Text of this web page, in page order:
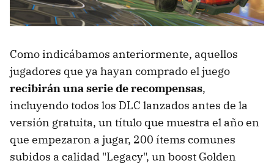
Como indicábamos anteriormente, aquellos
jugadores que ya hayan comprado el juego
recibirán una serie de recompensas,
incluyendo todos los DLC lanzados antes de la
versión gratuita, un título que muestra el año en
que empezaron a jugar, 200 ítems comunes
subidos a calidad "Legacy", un boost Golden